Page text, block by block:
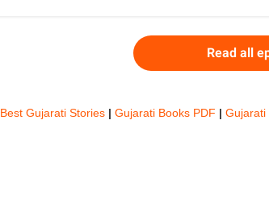
Read all
Best Gujarati Stories | Gujarati Books PDF | Gujarati